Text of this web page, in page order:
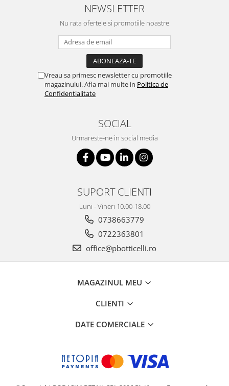
NEWSLETTER
Nu rata ofertele si promotiile noastre
Vreau sa primesc newsletter cu promotiile
magazinului. Afla mai multe in Politica de
Confidentialitate
SOCIAL
Urmareste-ne in social media
SUPORT CLIENTI
Luni - Vineri 10.00-18.00
0738663779
0722363801
office@pbotticelli.ro
MAGAZINUL MEU
CLIENTI
DATE COMERCIALE